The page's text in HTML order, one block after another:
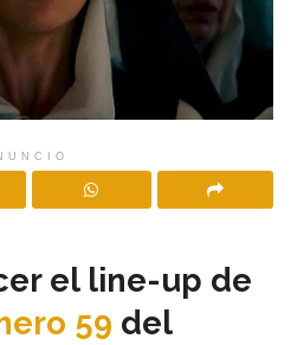
el line-up de
59 del